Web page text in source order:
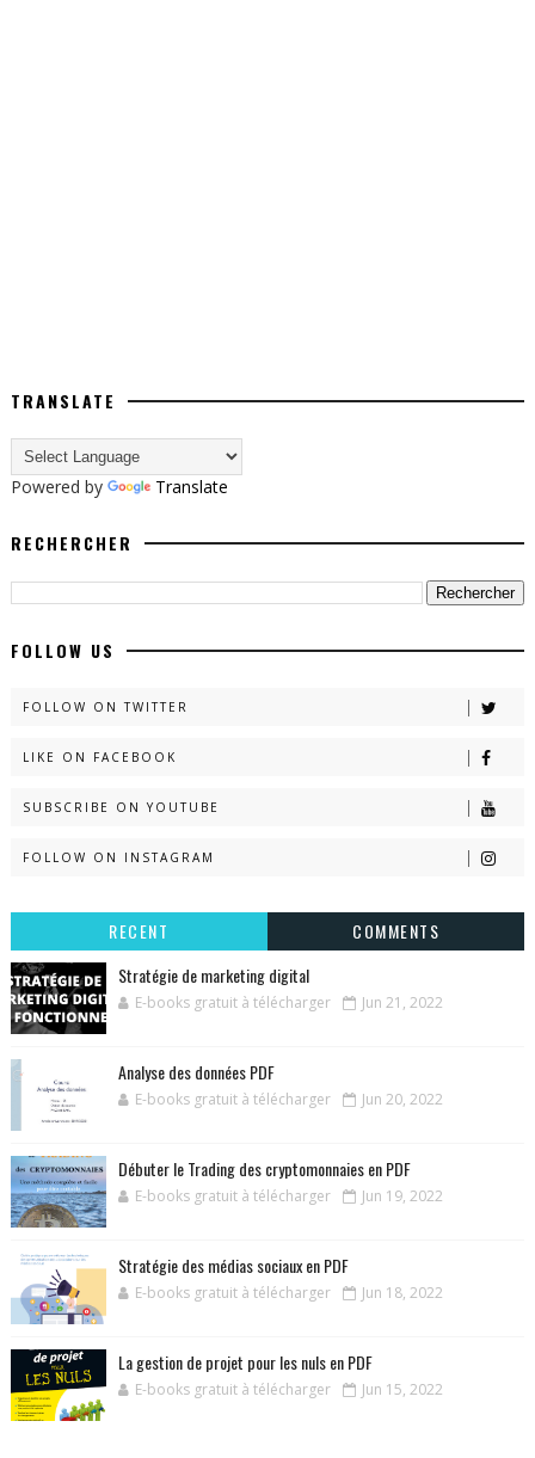
TRANSLATE
Powered by Translate
RECHERCHER
FOLLOW US
FOLLOW ON TWITTER
LIKE ON FACEBOOK
SUBSCRIBE ON YOUTUBE
FOLLOW ON INSTAGRAM
RECENT
COMMENTS
Stratégie de marketing digital
E-books gratuit à télécharger Jun 21, 2022
Analyse des données PDF
E-books gratuit à télécharger Jun 20, 2022
Débuter le Trading des cryptomonnaies en PDF
E-books gratuit à télécharger Jun 19, 2022
Stratégie des médias sociaux en PDF
E-books gratuit à télécharger Jun 18, 2022
La gestion de projet pour les nuls en PDF
E-books gratuit à télécharger Jun 15, 2022